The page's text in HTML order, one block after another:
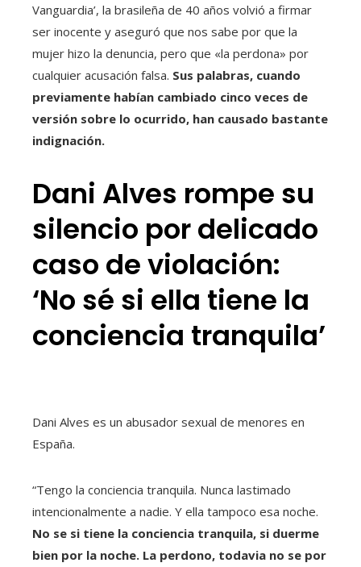
Vanguardia’, la brasileña de 40 años volvió a firmar
ser inocente y aseguró que nos sabe por que la
mujer hizo la denuncia, pero que «la perdona» por
cualquier acusación falsa. Sus palabras, cuando
previamente habían cambiado cinco veces de
versión sobre lo ocurrido, han causado bastante
indignación.
Dani Alves rompe su
silencio por delicado
caso de violación:
‘No sé si ella tiene la
conciencia tranquila’
Dani Alves es un abusador sexual de menores en
España.
“Tengo la conciencia tranquila. Nunca lastimado
intencionalmente a nadie. Y ella tampoco esa noche.
No se si tiene la conciencia tranquila, si duerme
bien por la noche. La perdono, todavia no se por